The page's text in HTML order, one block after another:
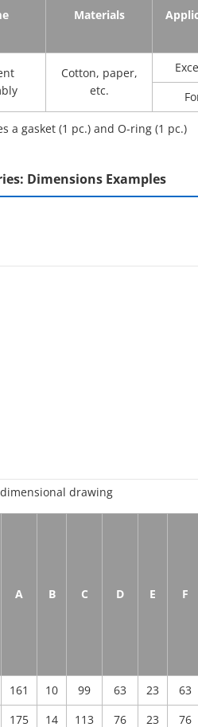
Materials
Cotton, paper,
etc.
a gasket (1 pc.) and O-ring (1 pc.)
Dimensions Examples
drawing
A B C D E F
161 10 99 63 23
63
175 14 113 76 23
76